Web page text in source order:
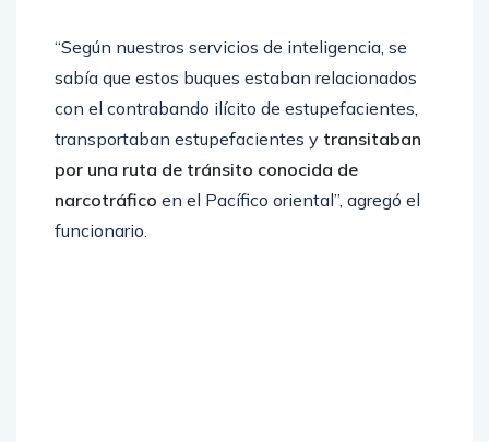
“Según nuestros servicios de inteligencia, se
sabía que estos buques estaban relacionados
con el contrabando ilícito de estupefacientes,
transportaban estupefacientes y transitaban
por una ruta de tránsito conocida de
narcotráfico en el Pacífico oriental”, agregó el
funcionario.